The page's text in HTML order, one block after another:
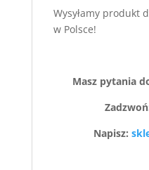
Wysyłamy produkt
w Polsce!
Masz pytania
Napisz: